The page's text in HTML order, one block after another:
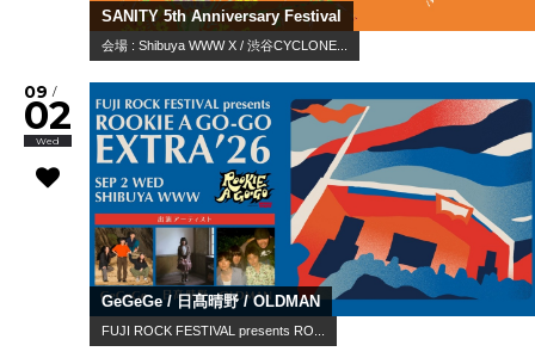
SANITY 5th Anniversary Festival
会場 : Shibuya WWW X / 渋谷CYCLONE...
09 /
02
Wed
GeGeGe / 日髙晴野 / OLDMAN
FUJI ROCK FESTIVAL presents RO...